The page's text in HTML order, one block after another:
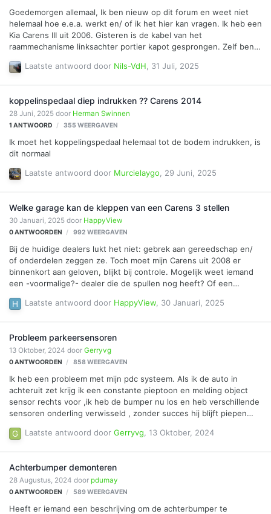
Goedemorgen allemaal, Ik ben nieuw op dit forum en weet niet
helemaal hoe e.e.a. werkt en/ of ik het hier kan vragen. Ik heb een
Kia Carens III uit 2006. Gisteren is de kabel van het
raammechanisme linksachter portier kapot gesprongen. Zelf ben
lossen is of moet ik het aan de garagespecialisten over laten? Ik
vervangen dient. Heeft iemand een tip of idee? Alvast bedankt
voor de reactie.
Laatste antwoord door Nils-VdH, 31 Juli, 2025
koppelinspedaal diep indrukken ?? Carens 2014
28 Juni, 2025 door Herman Swinnen
1 ANTWOORD 355 WEERGAVEN
Ik moet het koppelingspedaal helemaal tot de bodem indrukken, is
dit normaal
Laatste antwoord door Murcielaygo, 29 Juni, 2025
Welke garage kan de kleppen van een Carens 3 stellen
30 Januari, 2025 door HappyView
0ANTWOORDEN 992 WEERGAVEN
Bij de huidige dealers lukt het niet: gebrek aan gereedschap en/
of onderdelen zeggen ze. Toch moet mijn Carens uit 2008 er
binnenkort aan geloven, blijkt bij controle. Mogelijk weet iemand
een -voormalige?- dealer die de spullen nog heeft? Of een
Laatste antwoord door HappyView, 30 Januari, 2025
Probleem parkeersensoren
13 Oktober, 2024 door Gerryvg
0ANTWOORDEN 858WEERGAVEN
Ik heb een probleem met mijn pdc systeem. Als ik de auto in
achteruit zet krijg ik een constante pieptoon en melding object
sensor rechts voor ,ik heb de bumper nu los en heb verschillende
sensoren onderling verwisseld , zonder succes hij blijft piepen
en deze zijn goed. door dat de pdc een object detecteerd werkt
Laatste antwoord door Gerryvg, 13 Oktober, 2024
Achterbumper demonteren
28 Augustus, 2024 door pdumay
0ANTWOORDEN 589WEERGAVEN
Heeft er iemand een beschrijving om de achterbumper te